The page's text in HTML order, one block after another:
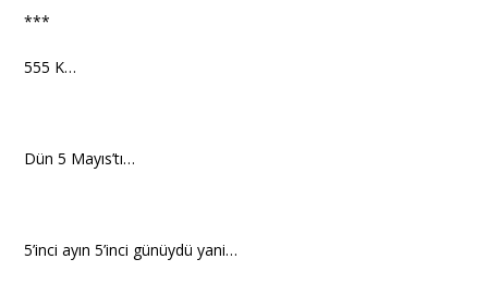
***
555 K…
Dün 5 Mayıs’tı…
5’inci ayın 5’inci günüydü yani…